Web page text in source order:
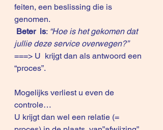
feiten, een beslissing die is
genomen.
Beter  is: “Hoe is het gekomen dat
jullie deze service overwegen?”
===> U  krijgt dan als antwoord een
“proces”.
Mogelijks verliest u even de
controle…
U krijgt dan wel een relatie (=